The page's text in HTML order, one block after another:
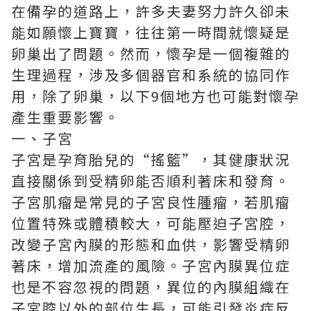
在備孕的道路上，許多夫妻努力許久卻未
能如願懷上寶寶，往往第一時間就懷疑是
卵巢出了問題。然而，懷孕是一個複雜的
生理過程，涉及多個器官和系統的協同作
用，除了卵巢，以下9個地方也可能對懷孕
產生重要影響。
一、子宮
子宮是孕育胎兒的“搖籃”，其健康狀況
直接關係到受精卵能否順利著床和發育。
子宮肌瘤是常見的子宮良性腫瘤，若肌瘤
位置特殊或體積較大，可能壓迫子宮腔，
改變子宮內膜的形態和血供，影響受精卵
著床，增加流產的風險。子宮內膜異位症
也是不容忽視的問題，異位的內膜組織在